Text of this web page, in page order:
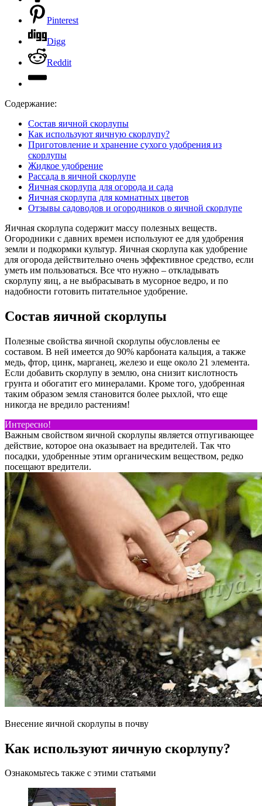
Pinterest
Digg
Reddit
Содержание:
Состав яичной скорлупы
Как используют яичную скорлупу?
Приготовление и хранение сухого удобрения из
скорлупы
Жидкое удобрение
Рассада в яичной скорлупе
Яичная скорлупа для огорода и сада
Яичная скорлупа для комнатных цветов
Отзывы садоводов и огородников о яичной скорлупе
Яичная скорлупа содержит массу полезных веществ.
Огородники с давних времен используют ее для удобрения
земли и подкормки культур. Яичная скорлупа как удобрение
для огорода действительно очень эффективное средство, если
уметь им пользоваться. Все что нужно – откладывать
скорлупу яиц, а не выбрасывать в мусорное ведро, и по
надобности готовить питательное удобрение.
Состав яичной скорлупы
Полезные свойства яичной скорлупы обусловлены ее
составом. В ней имеется до 90% карбоната кальция, а также
медь, фтор, цинк, марганец, железо и еще около 21 элемента.
Если добавить скорлупу в землю, она снизит кислотность
грунта и обогатит его минералами. Кроме того, удобренная
таким образом земля становится более рыхлой, что еще
никогда не вредило растениям!
Интересно!
Важным свойством яичной скорлупы является отпугивающее
действие, которое она оказывает на вредителей. Так что
посадки, удобренные этим органическим веществом, редко
посещают вредители.
Внесение яичной скорлупы в почву
Как используют яичную скорлупу?
Ознакомьтесь также с этими статьями